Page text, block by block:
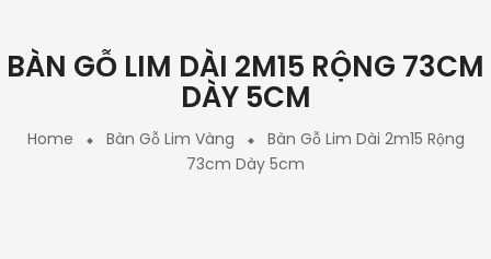
BÀN GỖ LIM DÀI 2M15 RỘNG 73CM
DÀY 5CM
Home Bàn Gỗ Lim Vàng
Bàn Gỗ Lim Dài 2m15 Rộng
73cm Dày 5cm